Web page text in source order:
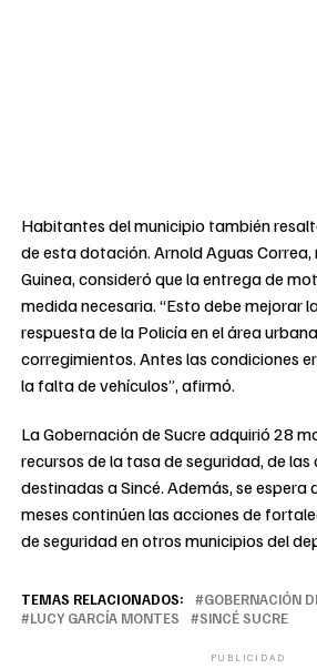
Habitantes del municipio también
de esta dotación. Arnold Aguas Correa,
Guinea, consideró que la entrega de
medida necesaria. “Esto debe mejorar
respuesta de la Policía en el área
corregimientos. Antes las condiciones
la falta de vehículos”, afirmó.
La Gobernación de Sucre adquirió 28
recursos de la tasa de seguridad, de
destinadas a Sincé. Además, se espera
meses continúen las acciones de
de seguridad en otros municipios del
TEMAS RELACIONADOS:
GOBERNACIÓN
LUCY GARCÍA MONTES
SINCÉ SUCRE
PUBLICIDAD